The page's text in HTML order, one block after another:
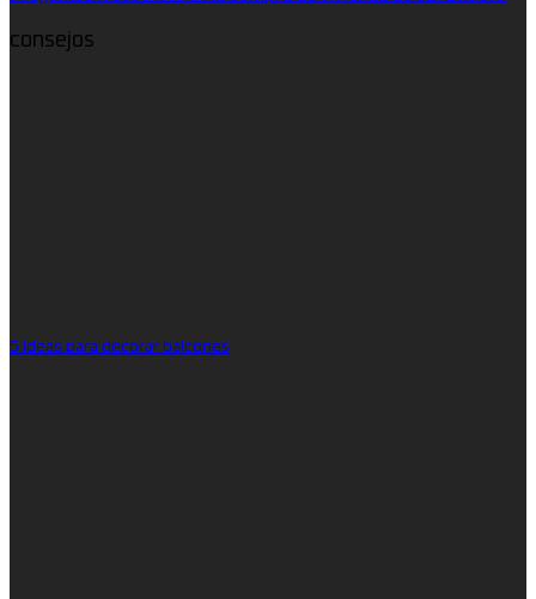
consejos
5 ideas para decorar balcones